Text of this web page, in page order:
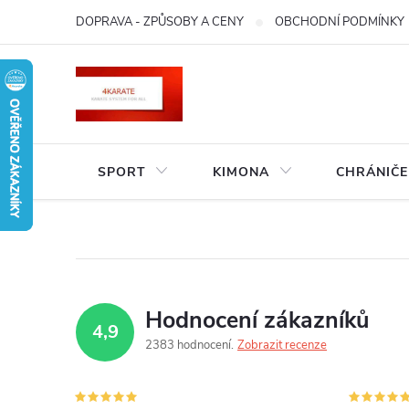
obsah
DOPRAVA - ZPŮSOBY A CENY OBCHODNÍ PODMÍNKY
SPORT KIMONA CHRÁNIČE
4,9 Hodnocení zákazníků
2383 hodnocení Zobrazit recenze